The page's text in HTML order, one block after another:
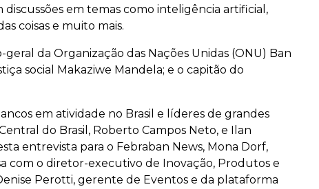
em temas como inteligência artificial,
coisas e muito mais.
da Organização das Nações Unidas (ONU) Ban
social Makaziwe Mandela; e o capitão do
em atividade no Brasil e líderes de grandes
do Brasil, Roberto Campos Neto, e Ilan
entrevista para o Febraban News, Mona Dorf,
com o diretor-executivo de Inovação, Produtos e
Perotti, gerente de Eventos e da plataforma